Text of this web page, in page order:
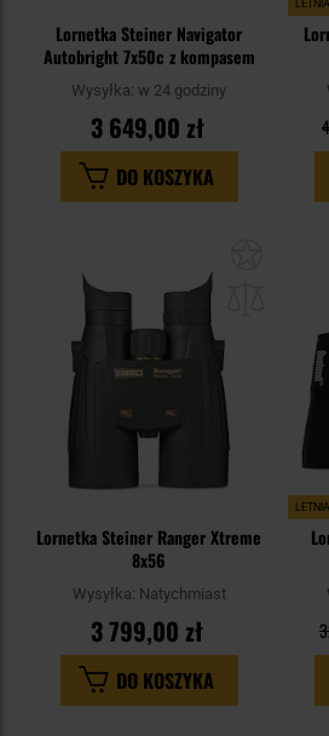
Lornetka Steiner Navigator
Autobright 7x50c z kompasem
Wysyłka: w 24 godziny
3 649,00 zł
DO KOSZYKA
Lornetka Steiner Ranger Xtreme
8x56
Wysyłka: Natychmiast
3 799,00 zł
DO KOSZYKA